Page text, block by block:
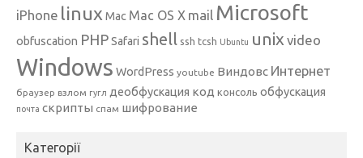
iPhone linux Mac Mac OS X mail Microsoft
obfuscation PHPSafari shell ssh tcsh Ubuntu unix video
Windows WordPress youtube Виндовс Интернет
браузер взлом гугл деобфускация код консоль обфускация
почта скрипты спам шифрование
Категорії